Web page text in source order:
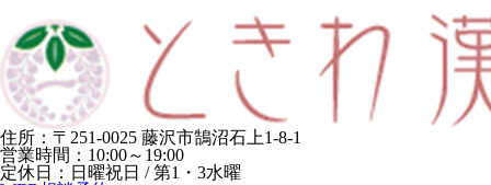
住所：〒251-0025 藤沢市鵠沼石上1-8-1
営業時間：10:00～19:00
定休日：日曜祝日 / 第1・3水曜